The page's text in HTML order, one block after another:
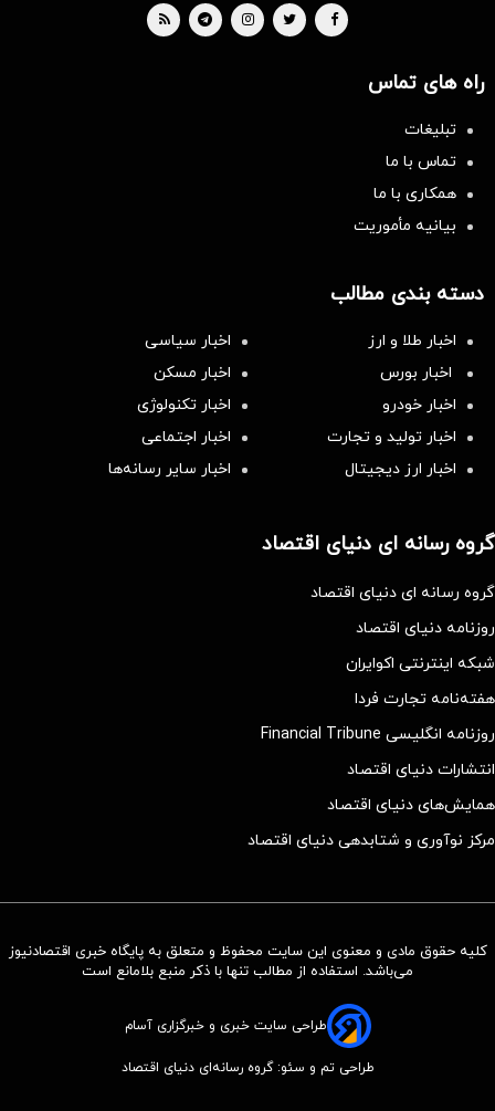
راه های تماس
تبلیغات
تماس با ما
همکاری با ما
بیانیه مأموریت
دسته بندی مطالب
اخبار طلا و ارز
اخبار سیاسی
اخبار بورس
اخبار مسکن
اخبار خودرو
اخبار تکنولوژی
اخبار تولید و تجارت
اخبار اجتماعی
اخبار ارز دیجیتال
اخبار سایر رسانه‌‌ها
گروه رسانه ای دنیای اقتصاد
گروه رسانه ای دنیای اقتصاد
روزنامه دنیای اقتصاد
شبکه اینترنتی اکوایران
هفته‌نامه تجارت فردا
روزنامه انگلیسی Financial Tribune
انتشارات دنیای اقتصاد
همایش‌های دنیای اقتصاد
مرکز نوآوری و شتابدهی دنیای اقتصاد
کلیه حقوق مادی و معنوی این سایت محفوظ و متعلق به پایگاه خبری اقتصادنیوز
می‌باشد. استفاده از مطالب تنها با ذکر منبع بلامانع است
طراحی سایت خبری و خبرگزاری آسام
طراحی تم و سئو: گروه رسانه‌ای دنیای اقتصاد